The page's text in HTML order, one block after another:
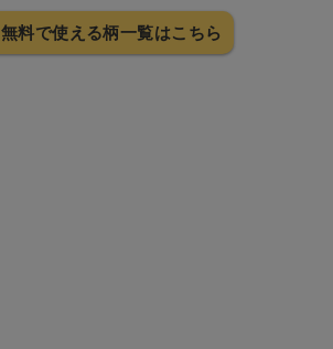
無料で使える柄一覧はこちら